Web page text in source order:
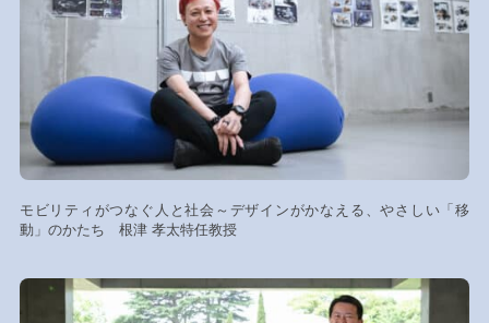
モビリティがつなぐ人と社会～デザインがかなえる、やさしい「移
動」のかたち 根津 孝太特任教授